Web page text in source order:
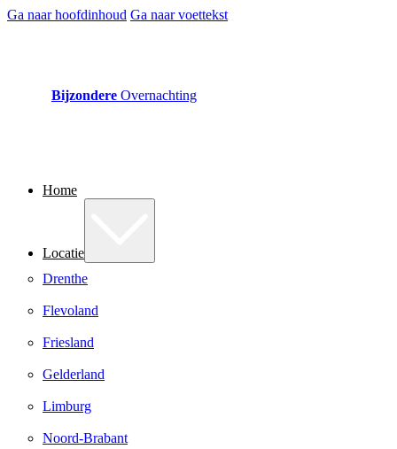
Ga naar hoofdinhoud Ga naar voettekst
Bijzondere Overnachting
Home
Locatie
Drenthe
Flevoland
Friesland
Gelderland
Limburg
Noord-Brabant